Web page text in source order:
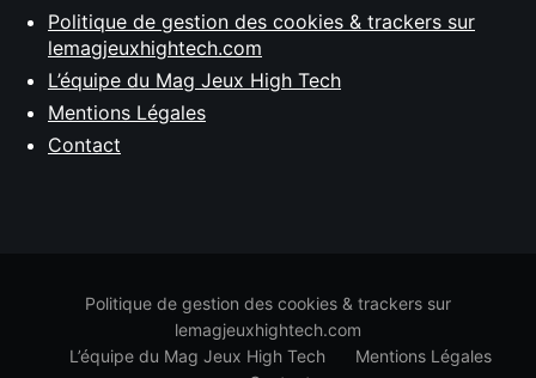
Politique de gestion des cookies & trackers sur
lemagjeuxhightech.com
L’équipe du Mag Jeux High Tech
Mentions Légales
Contact
Politique de gestion des cookies & trackers sur
lemagjeuxhightech.com
L’équipe du Mag Jeux High Tech
Mentions Légales